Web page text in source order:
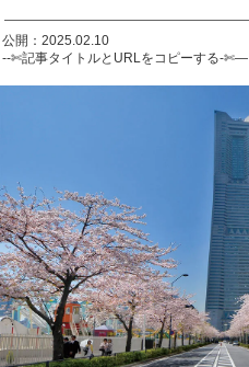
公開：2025.02.10
--✄記事タイトルとURLをコピーする-✄—